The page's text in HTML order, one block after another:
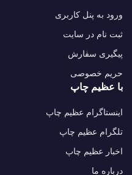
ورود به پنل کاربری
ثبت نام در سایت
پیگیری سفارش
حریم خصوصی
با عظیم چاپ
اینستاگرام عظیم چاپ
تلگرام عظیم چاپ
اخبار عظیم چاپ
درباره ما